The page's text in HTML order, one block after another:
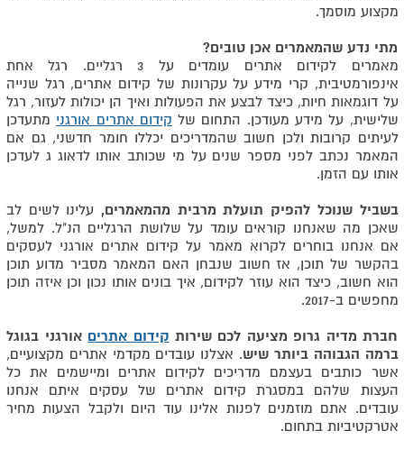
מקצוע מוסמך.
מתי נדע שהמאמרים אכן טובים?
מאמרים לקידום אתרים עומדים על 3 רגליים. רגל אחת
אינפורמטיבית, קרי מידע על עקרונות של קידום אתרים, רגל שנייה
על דוגמאות חיות, כיצד לבצע את הפעולות ואיך הן יכולות לעזור, רגל
שלישית, על מידע מעודכן. התחום של קידום אתרים אורגני מתעדכן
לעיתים קרובות ולכן חשוב שהמדריכים יכללו חומר חדשני, גם אם
המאמר נכתב לפני מספר שנים על מי שכותב אותו לדאוג ג לעדכן
אותו עם הזמן.
בשביל שנוכל להפיק תועלת מרבית מהמאמרים, עלינו לשים לב
שאכן מה שאנחנו קוראים עומד על שלושת הרגליים הנ"ל. למשל,
אם אנחנו בוחרים לקרוא מאמר על קידום אתרים אורגני לעסקים
בהקשר של תוכן, אז חשוב שנבחן האם המאמר מסביר מדוע תוכן
הוא חשוב, כיצד הוא עוזר לקידום, איך בונים אותו נכון וכן איזה תוכן
מחפשים ב-2017.
חברת מדיה גרופ מציעה לכם שירות קידום אתרים אורגני בגוגל
ברמה הגבוהה ביותר שיש. אצלנו עובדים מקדמי אתרים מקצועיים,
אשר כותבים בעצמם מדריכים לקידום אתרים ומיישמים את כל
העצות שלהם במסגרת קידום אתרים של עסקים איתם אנחנו
עובדים. אתם מוזמנים לפנות אלינו עוד היום ולקבל הצעות מחיר
אטרקטיביות בתחום.